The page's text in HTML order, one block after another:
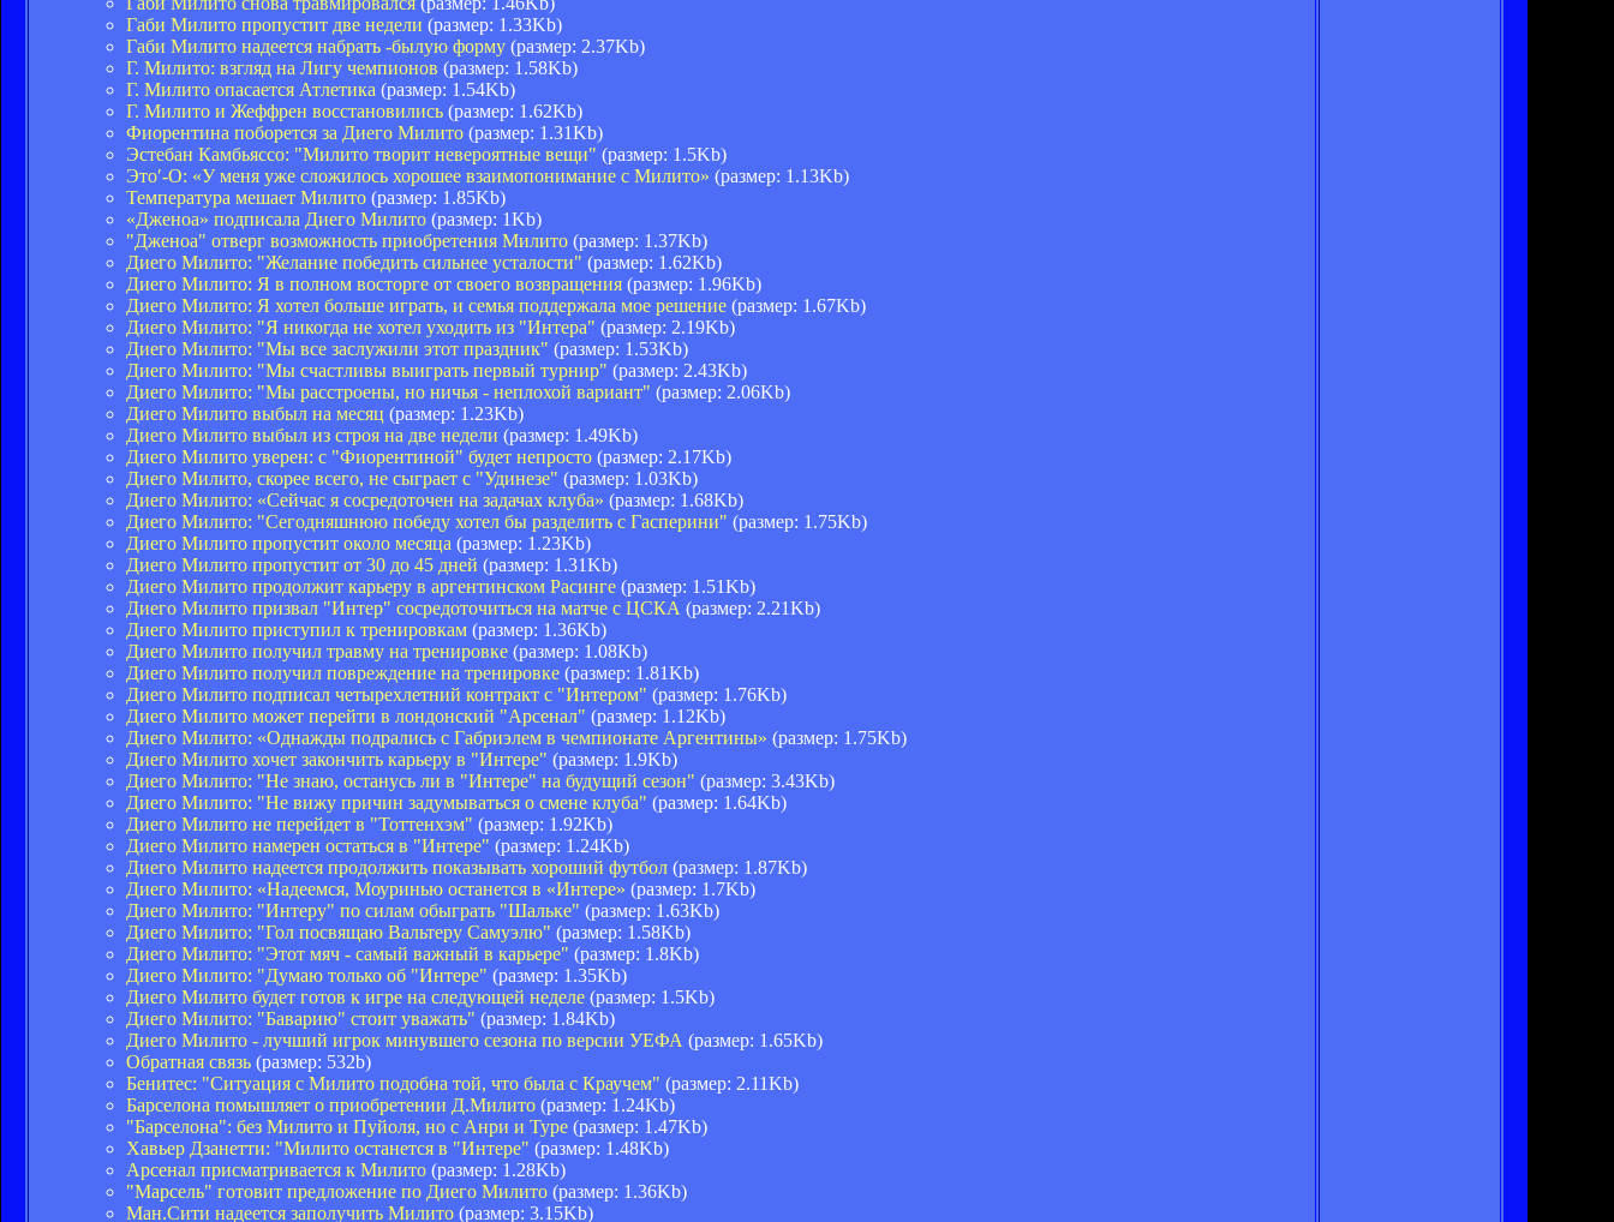
Габи Милито пропустит две недели (размер: 1.33Kb)
Габи Милито надеется набрать -былую форму (размер: 2.37Kb)
Г. Милито: взгляд на Лигу чемпионов (размер: 1.58Kb)
Г. Милито опасается Атлетика (размер: 1.54Kb)
Г. Милито и Жеффрен восстановились (размер: 1.62Kb)
Фиорентина поборется за Диего Милито (размер: 1.31Kb)
Эстебан Камбьяссо: "Милито творит невероятные вещи" (размер: 1.5Kb)
Это′-О: «У меня уже сложилось хорошее взаимопонимание с Милито» (размер: 1.13Kb)
Температура мешает Милито (размер: 1.85Kb)
«Дженоа» подписала Диего Милито (размер: 1Kb)
"Дженоа" отверг возможность приобретения Милито (размер: 1.37Kb)
Диего Милито: "Желание победить сильнее усталости" (размер: 1.62Kb)
Диего Милито: Я в полном восторге от своего возвращения (размер: 1.96Kb)
Диего Милито: Я хотел больше играть, и семья поддержала мое решение (размер: 1.67Kb)
Диего Милито: "Я никогда не хотел уходить из "Интера" (размер: 2.19Kb)
Диего Милито: "Мы все заслужили этот праздник" (размер: 1.53Kb)
Диего Милито: "Мы счастливы выиграть первый турнир" (размер: 2.43Kb)
Диего Милито: "Мы расстроены, но ничья - неплохой вариант" (размер: 2.06Kb)
Диего Милито выбыл на месяц (размер: 1.23Kb)
Диего Милито выбыл из строя на две недели (размер: 1.49Kb)
Диего Милито уверен: с "Фиорентиной" будет непросто (размер: 2.17Kb)
Диего Милито, скорее всего, не сыграет с "Удинезе" (размер: 1.03Kb)
Диего Милито: «Сейчас я сосредоточен на задачах клуба» (размер: 1.68Kb)
Диего Милито: "Сегодняшнюю победу хотел бы разделить с Гасперини" (размер: 1.75Kb)
Диего Милито пропустит около месяца (размер: 1.23Kb)
Диего Милито пропустит от 30 до 45 дней (размер: 1.31Kb)
Диего Милито продолжит карьеру в аргентинском Расинге (размер: 1.51Kb)
Диего Милито призвал "Интер" сосредоточиться на матче с ЦСКА (размер: 2.21Kb)
Диего Милито приступил к тренировкам (размер: 1.36Kb)
Диего Милито получил травму на тренировке (размер: 1.08Kb)
Диего Милито получил повреждение на тренировке (размер: 1.81Kb)
Диего Милито подписал четырехлетний контракт с "Интером" (размер: 1.76Kb)
Диего Милито может перейти в лондонский "Арсенал" (размер: 1.12Kb)
Диего Милито: «Однажды подрались с Габриэлем в чемпионате Аргентины» (размер: 1.75Kb)
Диего Милито хочет закончить карьеру в "Интере" (размер: 1.9Kb)
Диего Милито: "Не знаю, останусь ли в "Интере" на будущий сезон" (размер: 3.43Kb)
Диего Милито: "Не вижу причин задумываться о смене клуба" (размер: 1.64Kb)
Диего Милито не перейдет в "Тоттенхэм" (размер: 1.92Kb)
Диего Милито намерен остаться в "Интере" (размер: 1.24Kb)
Диего Милито надеется продолжить показывать хороший футбол (размер: 1.87Kb)
Диего Милито: «Надеемся, Моуринью останется в «Интере» (размер: 1.7Kb)
Диего Милито: "Интеру" по силам обыграть "Шальке" (размер: 1.63Kb)
Диего Милито: "Гол посвящаю Вальтеру Самуэлю" (размер: 1.58Kb)
Диего Милито: "Этот мяч - самый важный в карьере" (размер: 1.8Kb)
Диего Милито: "Думаю только об "Интере" (размер: 1.35Kb)
Диего Милито будет готов к игре на следующей неделе (размер: 1.5Kb)
Диего Милито: "Баварию" стоит уважать" (размер: 1.84Kb)
Диего Милито - лучший игрок минувшего сезона по версии УЕФА (размер: 1.65Kb)
Обратная связь (размер: 532b)
Бенитес: "Ситуация с Милито подобна той, что была с Краучем" (размер: 2.11Kb)
Барселона помышляет о приобретении Д.Милито (размер: 1.24Kb)
"Барселона": без Милито и Пуйоля, но с Анри и Туре (размер: 1.47Kb)
Хавьер Дзанетти: "Милито останется в "Интере" (размер: 1.48Kb)
Арсенал присматривается к Милито (размер: 1.28Kb)
"Марсель" готовит предложение по Диего Милито (размер: 1.36Kb)
Ман.Сити надеется заполучить Милито (размер: 3.15Kb)